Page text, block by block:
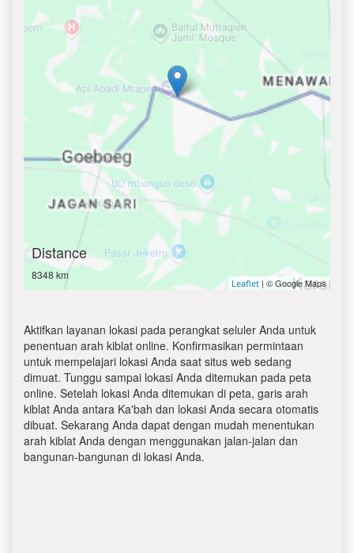
Distance
8348 km
Leaflet | © Google Maps
Aktifkan layanan lokasi pada perangkat seluler Anda untuk
penentuan arah kiblat online. Konfirmasikan permintaan
untuk mempelajari lokasi Anda saat situs web sedang
dimuat. Tunggu sampai lokasi Anda ditemukan pada peta
online. Setelah lokasi Anda ditemukan di peta, garis arah
kiblat Anda antara Ka'bah dan lokasi Anda secara otomatis
dibuat. Sekarang Anda dapat dengan mudah menentukan
arah kiblat Anda dengan menggunakan jalan-jalan dan
bangunan-bangunan di lokasi Anda.